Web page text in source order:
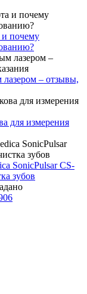
и почему
лазером – отзывы,
для измерения
SonicPulsar CS-
зубов